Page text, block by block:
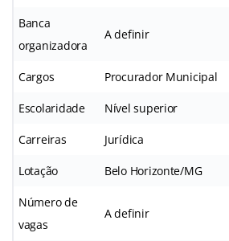
Banca
organizadora
A definir
Cargos Procurador Municipal
Escolaridade Nível superior
Carreiras Jurídica
Lotação Belo Horizonte/MG
Número de
vagas
A definir